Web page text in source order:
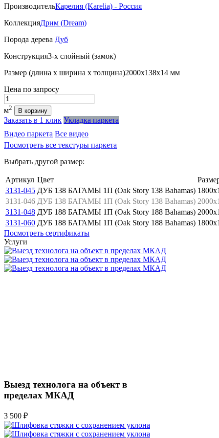
ПроизводительКарелия (Karelia) - Россия
КоллекцияДрим (Dream)
Порода дерева Дуб
Конструкция3-х слойный (замок)
Размер (длина х ширина х толщина)2000х138х14 мм
Цена по запросу
Количество
м2 В корзину
Заказать в 1 клик Укладка паркета
Видео паркета Все видео
Посмотреть все текстуры паркета
Выбрать другой размер:
Артикул Цвет
3131-045 ДУБ 138 БАГАМЫ 1П (Oak Story 138 Bahamas)
3131-046 ДУБ 138 БАГАМЫ 1П (Oak Story 138 Bahamas)
3131-048 ДУБ 188 БАГАМЫ 1П (Oak Story 188 Bahamas)
3131-060 ДУБ 188 БАГАМЫ 1П (Oak Story 188 Bahamas)
Посмотреть сертификаты
Услуги
Выезд технолога на объект в
пределах МКАД
3 500 ₽